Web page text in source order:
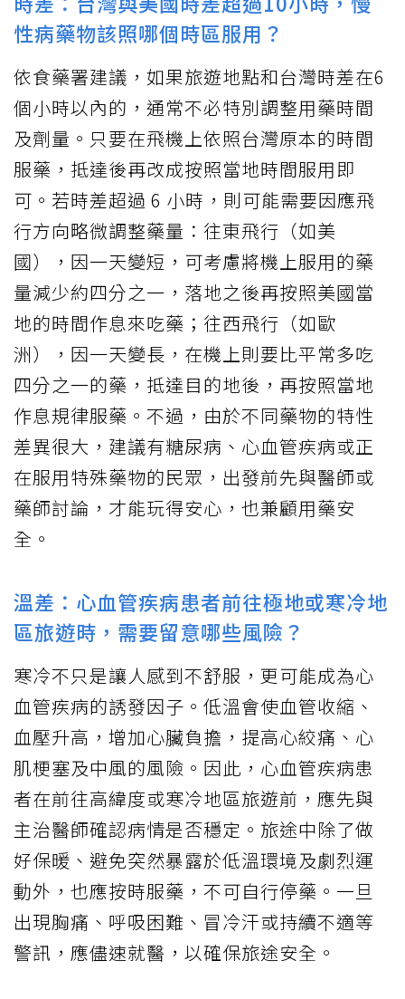
性病藥物該照哪個時區服用？
依食藥署建議，如果旅遊地點和台灣時差在6
個小時以內的，通常不必特別調整用藥時間
及劑量。只要在飛機上依照台灣原本的時間
服藥，抵達後再改成按照當地時間服用即
可。若時差超過 6 小時，則可能需要因應飛
行方向略微調整藥量：往東飛行（如美
國），因一天變短，可考慮將機上服用的藥
量減少約四分之一，落地之後再按照美國當
地的時間作息來吃藥；往西飛行（如歐
洲），因一天變長，在機上則要比平常多吃
四分之一的藥，抵達目的地後，再按照當地
作息規律服藥。不過，由於不同藥物的特性
差異很大，建議有糖尿病、心血管疾病或正
在服用特殊藥物的民眾，出發前先與醫師或
藥師討論，才能玩得安心，也兼顧用藥安
全。
溫差：心血管疾病患者前往極地或寒冷地
區旅遊時，需要留意哪些風險？
寒冷不只是讓人感到不舒服，更可能成為心
血管疾病的誘發因子。低溫會使血管收縮、
血壓升高，增加心臟負擔，提高心絞痛、心
肌梗塞及中風的風險。因此，心血管疾病患
者在前往高緯度或寒冷地區旅遊前，應先與
主治醫師確認病情是否穩定。旅途中除了做
好保暖、避免突然暴露於低溫環境及劇烈運
動外，也應按時服藥，不可自行停藥。一旦
出現胸痛、呼吸困難、冒冷汗或持續不適等
警訊，應儘速就醫，以確保旅途安全。